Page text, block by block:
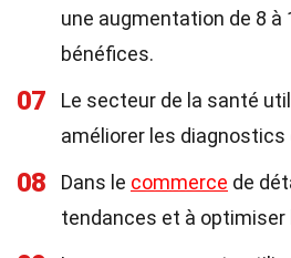
une augmentation de 8 à
bénéfices.
07
Le secteur de la santé
améliorer les
08 Dans le commerce de
tendances et à optimiser